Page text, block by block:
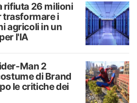
rifiuta 26 milioni
trasformare i
agricoli in un
l'IA
Man 2
di Brand
le critiche dei